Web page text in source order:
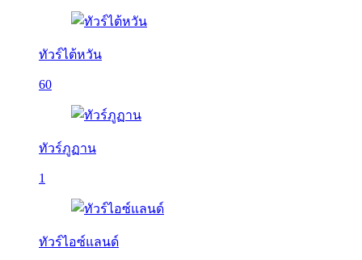
ทัวร์ไต้หวัน
60
ทัวร์ภูฏาน
1
ทัวร์ไอซ์แลนด์